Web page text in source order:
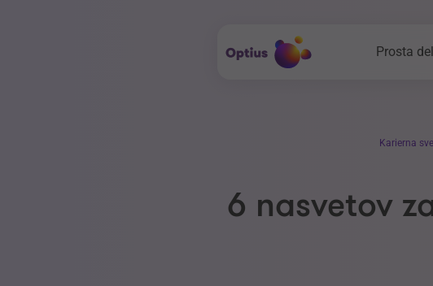
Prosta
Karierna
6 nasvetov